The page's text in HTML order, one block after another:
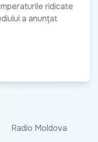
ridicate
a anunțat
Radio Moldova